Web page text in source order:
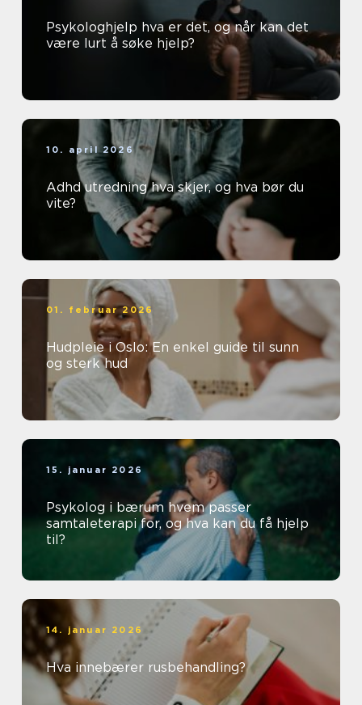
Psykologhjelp hva er det, og når kan det
være lurt å søke hjelp?
10. april 2026
Adhd utredning hva skjer, og hva bør du
vite?
01. februar 2026
Hudpleie i Oslo: En enkel guide til sunn
og sterk hud
15. januar 2026
Psykolog i bærum hvem passer
samtaleterapi for, og hva kan du få hjelp
til?
14. januar 2026
Hva innebærer rusbehandling?